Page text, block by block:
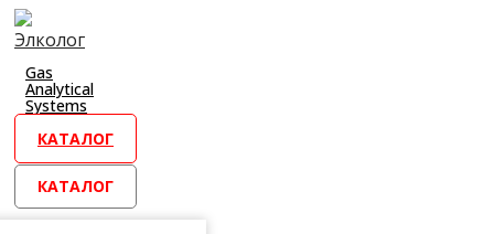
Перейти
к
контенту
Gas
Analytical
Systems
КАТАЛОГ
КАТАЛОГ